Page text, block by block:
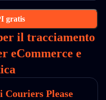
gratis
il tracciamento
eCommerce e
Couriers Please